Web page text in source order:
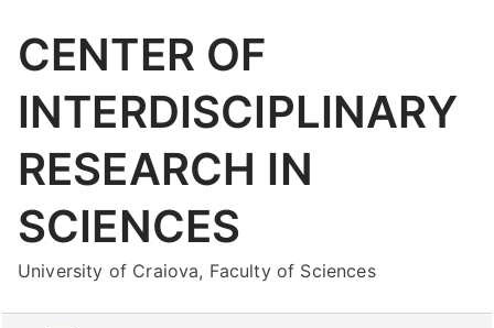
content
CENTER OF
INTERDISCIPLINARY
RESEARCH IN
SCIENCES
University of Craiova, Faculty of Sciences